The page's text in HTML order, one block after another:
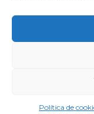
Política de